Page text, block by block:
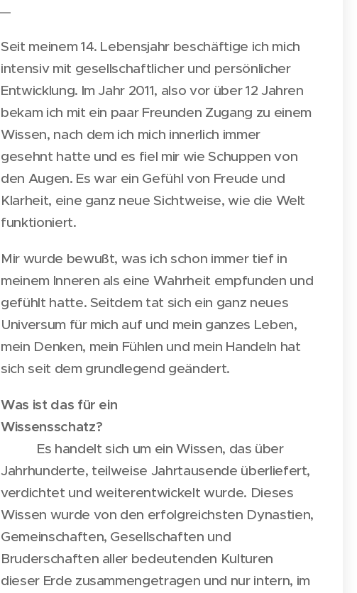
Seit meinem 14. Lebensjahr beschäftige ich mich
intensiv mit gesellschaftlicher und persönlicher
Entwicklung. Im Jahr 2011, also vor über 12 Jahren
bekam ich mit ein paar Freunden Zugang zu einem
Wissen, nach dem ich mich innerlich immer
gesehnt hatte und es fiel mir wie Schuppen von
den Augen. Es war ein Gefühl von Freude und
Klarheit, eine ganz neue Sichtweise, wie die Welt
funktioniert.
Mir wurde bewußt, was ich schon immer tief in
meinem Inneren als eine Wahrheit empfunden und
gefühlt hatte. Seitdem tat sich ein ganz neues
Universum für mich auf und mein ganzes Leben,
mein Denken, mein Fühlen und mein Handeln hat
sich seit dem grundlegend geändert.
Was ist das für ein
Wissensschatz?
Es handelt sich um ein Wissen, das über
Jahrhunderte, teilweise Jahrtausende überliefert,
verdichtet und weiterentwickelt wurde. Dieses
Wissen wurde von den erfolgreichsten Dynastien,
Gemeinschaften, Gesellschaften und
Bruderschaften aller bedeutenden Kulturen
dieser Erde zusammengetragen und nur intern, im